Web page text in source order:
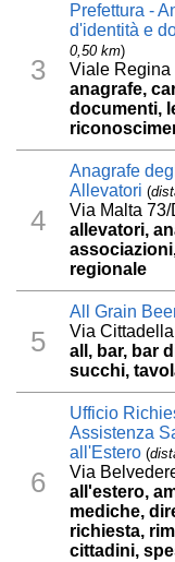
3
Prefettura -
d'identità e
0,50 km)
Viale Regina
anagrafe,
documenti,
4
Anagrafe
Allevatori (
Via Malta
allevatori,
regionale
5
All Grain
Via
all, bar, bar
succhi,
6
Ufficio
Assistenza
all'Estero (
Via
all'estero,
mediche,
richiesta,
cittadini,